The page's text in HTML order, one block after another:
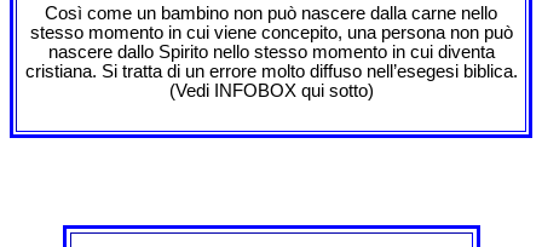
Così come un bambino non può nascere dalla carne nello
stesso momento in cui viene concepito, una persona non può
nascere dallo Spirito nello stesso momento in cui diventa
cristiana. Si tratta di un errore molto diffuso nell’esegesi biblica.
(Vedi INFOBOX qui sotto)